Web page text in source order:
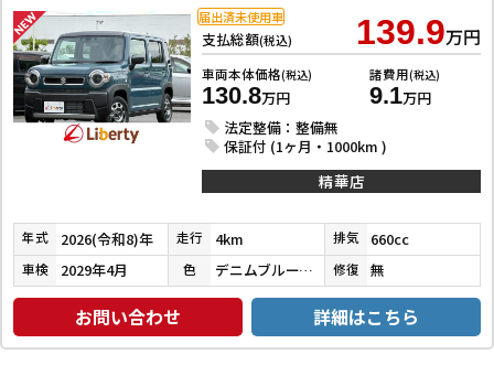
支払総額(税込) 139.9万円
車両本体価格(税込)
130.8万円
諸費用(税込)
9.1万円
法定整備：整備無
保証付 (1ヶ月・1000km )
届出済未使用車
精華店
年式 2026(令和8)年 走行 4km 排気 660cc
車検 2029年4月 色 デニムブルーメタリックガンメタリック２Ｔ 修復 無
お問い合わせ 詳細はこちら